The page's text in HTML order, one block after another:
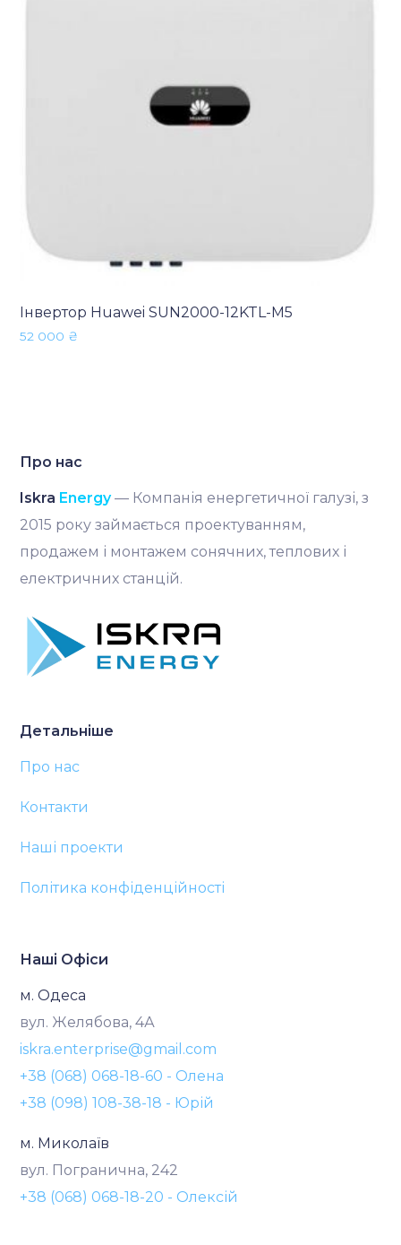
Інвертор Huawei SUN2000-12KTL-M5
52 000 ₴
Про нас
Iskra Energy— Компанія енергетичної галузі, з
2015 року займається проектуванням,
продажем і монтажем сонячних, теплових і
електричних станцій.
Детальніше
Про нас
Контакти
Наші проекти
Політика конфіденційності
Наші Офіси
м. Одеса
вул. Желябова, 4А
iskra.enterprise@gmail.com
+38 (068) 068-18-60 - Олена
+38 (098) 108-38-18 - Юрій
м. Миколаїв
вул. Погранична, 242
+38 (068) 068-18-20 - Олексій